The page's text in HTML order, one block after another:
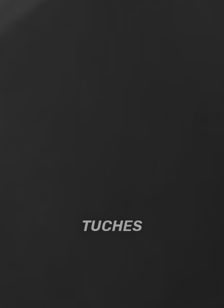
TUCHES
TUCHES